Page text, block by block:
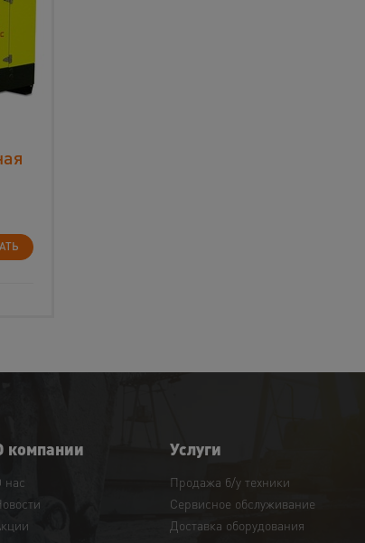
компании
нас
Услуги
Продажа б/у техники
Сервисное обслуживание
Доставка оборудования